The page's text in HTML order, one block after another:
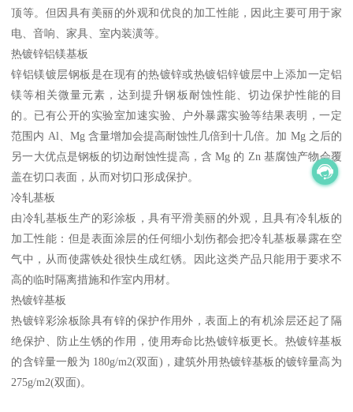
顶等。但因具有美丽的外观和优良的加工性能，因此主要可用于家
电、音响、家具、室内装潢等。
热镀锌铝镁基板
锌铝镁镀层钢板是在现有的热镀锌或热镀铝锌镀层中上添加一定铝
镁等相关微量元素，达到提升钢板耐蚀性能、切边保护性能的目
的。已有公开的实验室加速实验、户外暴露实验等结果表明，一定
范围内 Al、Mg 含量增加会提高耐蚀性几倍到十几倍。加 Mg 之后的
另一大优点是钢板的切边耐蚀性提高，含 Mg 的 Zn 基腐蚀产物会覆
盖在切口表面，从而对切口形成保护。
冷轧基板
由冷轧基板生产的彩涂板，具有平滑美丽的外观，且具有冷轧板的
加工性能：但是表面涂层的任何细小划伤都会把冷轧基板暴露在空
气中，从而使露铁处很快生成红锈。因此这类产品只能用于要求不
高的临时隔离措施和作室内用材。
热镀锌基板
热镀锌彩涂板除具有锌的保护作用外，表面上的有机涂层还起了隔
绝保护、防止生锈的作用，使用寿命比热镀锌板更长。热镀锌基板
的含锌量一般为 180g/m2(双面)，建筑外用热镀锌基板的镀锌量高为
275g/m2(双面)。